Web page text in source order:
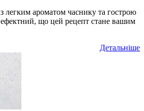
легким ароматом часнику та гострою
ефектний, що цей рецепт стане вашим
Детальніше